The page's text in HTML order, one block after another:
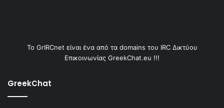
Το GrIRCnet είναι ένα από τα domains του IRC Δικτύου
Επικοινωνίας GreekChat.eu !!!
GreekChat